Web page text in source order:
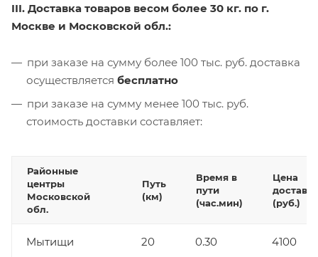
III. Доставка товаров весом более 30 кг. по г.
Москве и Московской обл.:
при заказе на сумму более 100 тыс. руб. доставка
осуществляется бесплатно
при заказе на сумму менее 100 тыс. руб.
стоимость доставки составляет:
Районные
центры
Московской
обл.
Путь
(км)
Время в
пути
(час.мин)
Цена
(руб.)
Мытищи 20 0.30 4100